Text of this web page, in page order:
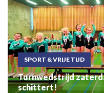
SPORT & VRIJE TIJD
Turnwedstrijd
schittert!